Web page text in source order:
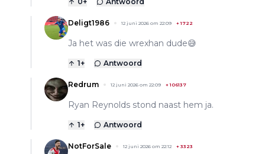
Deligt1986 12 juni 2026 om 22:09 +1722
Ja het was die wrexhan dude😅
1+ Antwoord
Redrum 12 juni 2026 om 22:09 +106137
Ryan Reynolds stond naast hem ja.
1+ Antwoord
NotForSale 12 juni 2026 om 22:12 + 3323